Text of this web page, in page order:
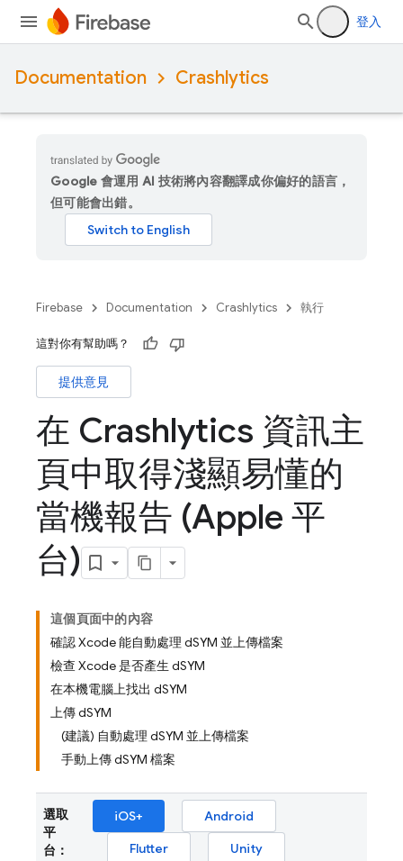
登入
Documentation Crashlytics
Google 會運用 AI 技術將內容翻譯成你偏好的語言，
但可能會出錯。
Firebase Documentation Crashlytics 執行
這對你有幫助嗎？
提供意見
在 Crashlytics 資訊主
頁中取得淺顯易懂的
當機報告 (Apple 平
台)
這個頁面中的內容
確認 Xcode 能自動處理 dSYM 並上傳檔案
檢查 Xcode 是否產生 dSYM
在本機電腦上找出 dSYM
上傳 dSYM
(建議) 自動處理 dSYM 並上傳檔案
手動上傳 dSYM 檔案
選取
平
台：
iOS+
Android
Flutter
Unity